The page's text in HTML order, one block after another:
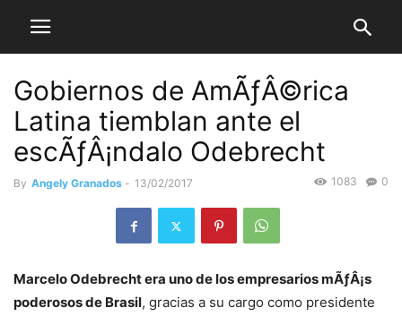
Gobiernos de AmÃƒÂ©rica
Latina tiemblan ante el
escÃƒÂ¡ndalo Odebrecht
By Angely Granados - 13/02/2017 0
1083
Marcelo Odebrecht era uno de los empresarios mÃƒÂ¡s
poderosos de Brasil, gracias a su cargo como presidente